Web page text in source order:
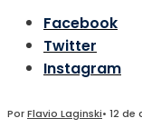
Facebook
Twitter
Instagram
PorFlavio Laginski• 12 de